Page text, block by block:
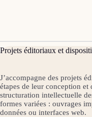
Projets éditoriaux et
J’accompagne des projets
étapes de leur conception
structuration intellectuelle
formes variées : ouvrages
données ou interfaces web.